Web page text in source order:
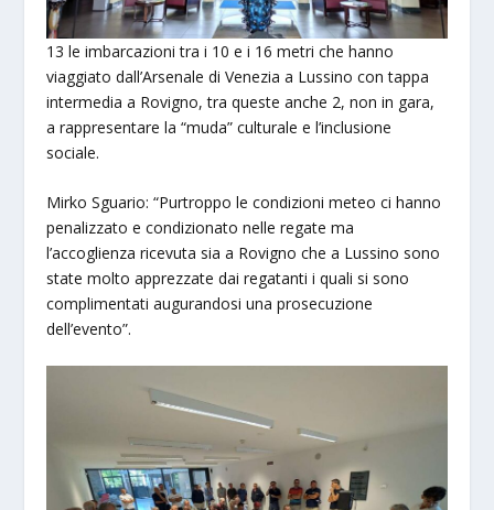
13 le imbarcazioni tra i 10 e i 16 metri che hanno
viaggiato dall’Arsenale di Venezia a Lussino con tappa
intermedia a Rovigno, tra queste anche 2, non in gara,
a rappresentare la “muda” culturale e l’inclusione
sociale.
Mirko Sguario: “Purtroppo le condizioni meteo ci hanno
penalizzato e condizionato nelle regate ma
l’accoglienza ricevuta sia a Rovigno che a Lussino sono
state molto apprezzate dai regatanti i quali si sono
complimentati augurandosi una prosecuzione
dell’evento”.